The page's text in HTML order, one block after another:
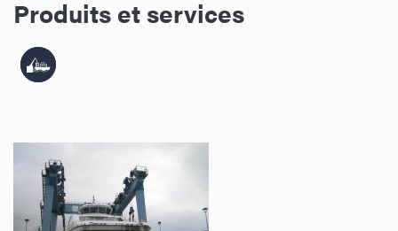
Produits et services